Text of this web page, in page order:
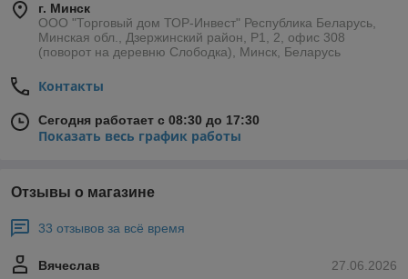
г. Минск
ООО "Торговый дом ТОР-Инвест" Республика Беларусь,
Минская обл., Дзержинский район, Р1, 2, офис 308
(поворот на деревню Слободка), Минск, Беларусь
Контакты
Сегодня работает с 08:30 до 17:30
Показать весь график работы
Отзывы о магазине
33 отзывов за всё время
27.06.2026
Вячеслав